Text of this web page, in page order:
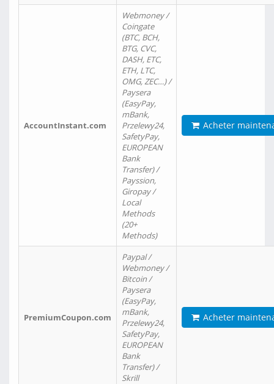
AccountInstant.com
Webmoney /
Coingate
(BTC, BCH,
BTG, CVC,
DASH, ETC,
ETH, LTC,
OMG, ZEC…) /
Paysera
(EasyPay,
mBank,
Przelewy24,
SafetyPay,
EUROPEAN
Bank
Transfer) /
Payssion,
Giropay /
Local
Methods
(20+
Methods)
Acheter
PremiumCoupon.com
Paypal /
Webmoney /
Bitcoin /
Paysera
(EasyPay,
mBank,
Przelewy24,
SafetyPay,
EUROPEAN
Bank
Transfer) /
Skrill
Acheter